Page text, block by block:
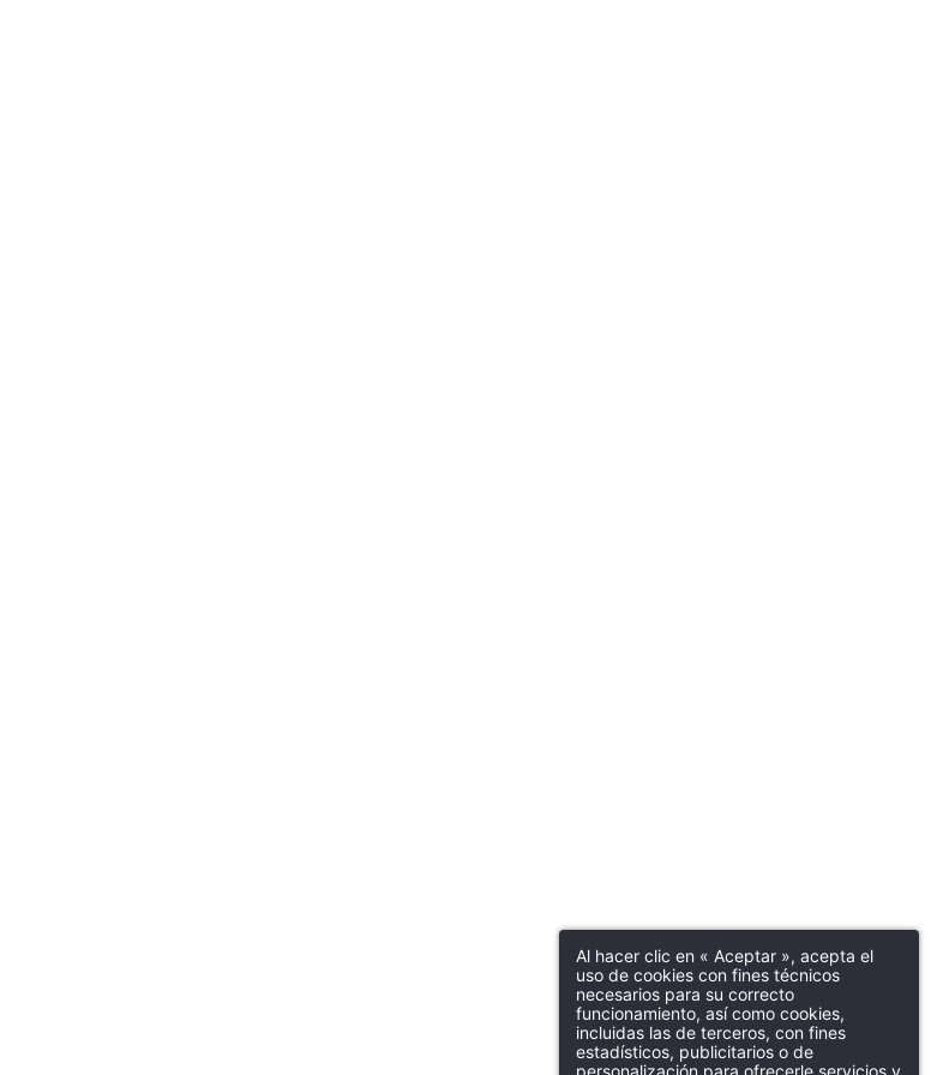
Al hacer clic en « Aceptar », acepta el
uso de cookies con fines técnicos
necesarios para su correcto
funcionamiento, así como cookies,
incluidas las de terceros, con fines
estadísticos, publicitarios o de
personalización para ofrecerle servicios y